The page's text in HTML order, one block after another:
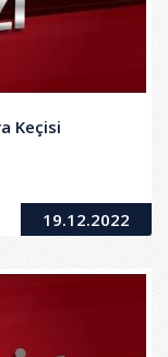
Keçisi
19.12.2022